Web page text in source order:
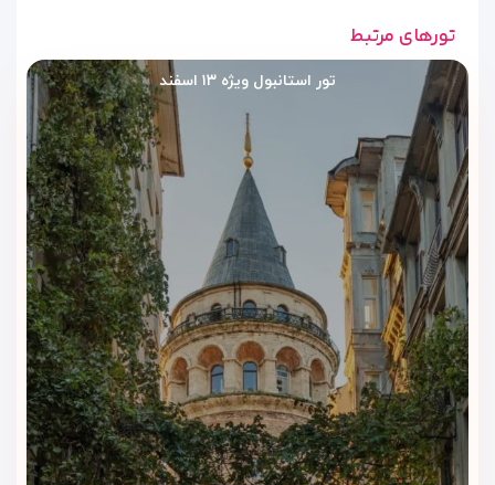
امکانات رفاهی و تفریحی هتل نوا
پلازا کریستال استانبول | ترکیب
آسایش و سرگرمی
هتل نوا پلازا کریستال استانبول (Nova Plaza Crystal Hotel
Istanbul) تنها یک محل اقامت نیست؛ این هتل با ارائه مجموعه‌ای
از امکانات متنوع، تجربه‌ای کامل از رفاه و آرامش را برای مهمانان
فراهم می‌کند.
استخر سرپوشیده
یکی از محبوب‌ترین بخش‌های هتل، استخر سرپوشیده آن است.
تورهای مرتبط
تور استانبول ویژه ۱۳ اسفند